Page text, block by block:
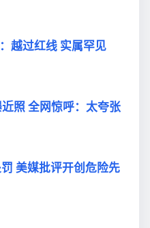
越过红线 实属罕见
照 全网惊呼：太夸张
美媒批评开创危险先